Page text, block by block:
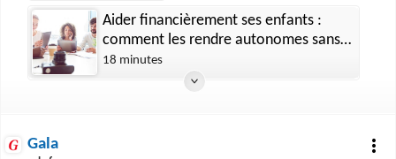
Aider financièrement ses enfants :
comment les rendre autonomes sans
mettre son budget en péril
18 minutes
Gala